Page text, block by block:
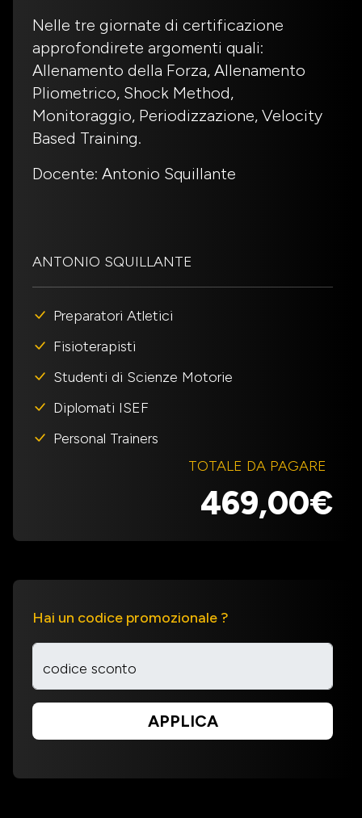
Nelle tre giornate di certificazione
approfondirete argomenti quali:
Allenamento della Forza, Allenamento
Pliometrico, Shock Method,
Monitoraggio, Periodizzazione, Velocity
Based Training.
Docente: Antonio Squillante
ANTONIO SQUILLANTE
Preparatori Atletici
Fisioterapisti
Studenti di Scienze Motorie
Diplomati ISEF
Personal Trainers
TOTALE DA PAGARE
469,00€
Hai un codice promozionale ?
codice sconto
APPLICA